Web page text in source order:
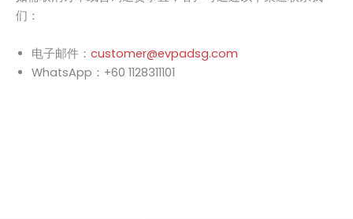
们：
电子邮件： customer@evpadsg.com
WhatsApp：+60 1128311101